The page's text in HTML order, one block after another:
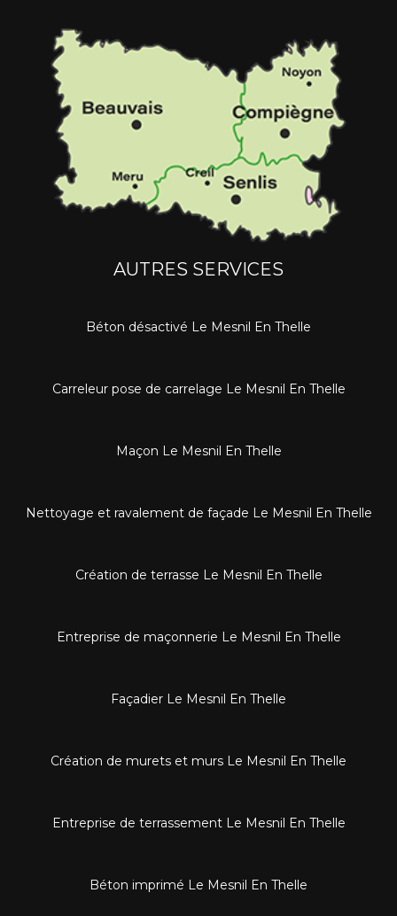
AUTRES SERVICES
Béton désactivé Le Mesnil En Thelle
Carreleur pose de carrelage Le Mesnil En Thelle
Maçon Le Mesnil En Thelle
Nettoyage et ravalement de façade Le Mesnil En Thelle
Création de terrasse Le Mesnil En Thelle
Entreprise de maçonnerie Le Mesnil En Thelle
Façadier Le Mesnil En Thelle
Création de murets et murs Le Mesnil En Thelle
Entreprise de terrassement Le Mesnil En Thelle
Béton imprimé Le Mesnil En Thelle